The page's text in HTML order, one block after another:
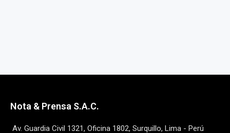
Nota & Prensa S.A.C.
Av. Guardia Civil 1321, Oficina 1802, Surquillo, Lima - Perú